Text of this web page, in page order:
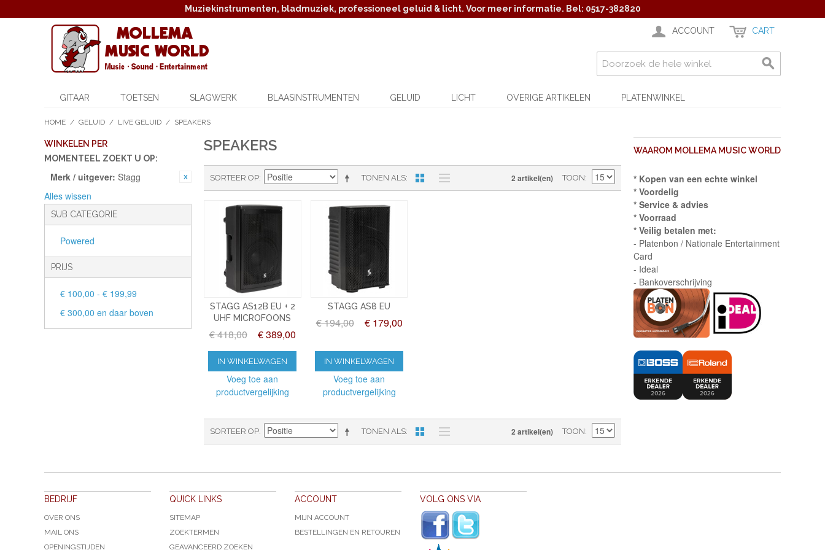
Muziekinstrumenten, bladmuziek, professioneel geluid & licht. Voor meer informatie. Bel: 0517-382820
ACCOUNT CART
GITAAR TOETSEN SLAGWERK BLAASINSTRUMENTEN GELUID LICHT OVERIGE ARTIKELEN PLATENWINKEL
HOME / GELUID / LIVE GELUID / SPEAKERS
WINKELEN PER
MOMENTEEL ZOEKT U OP:
Merk / uitgever: Stagg
Alles wissen
SUB CATEGORIE
Powered
PRIJS
€ 100,00 - € 199,99
€ 300,00 en daar boven
SPEAKERS
TONEN ALS
SORTEER OP 2 artikel(en) TOON
STAGG AS12B EU + 2
UHF MICROFOONS
€ 418,00 € 389,00
IN WINKELWAGEN
Voeg toe aan
productvergelijking
STAGG AS8 EU
€ 194,00 € 179,00
IN WINKELWAGEN
Voeg toe aan
productvergelijking
TONEN ALS
SORTEER OP 2 artikel(en) TOON
WAAROM MOLLEMA MUSIC WORLD
* Kopen van een echte winkel
* Voordelig
* Service & advies
* Voorraad
* Veilig betalen met:
- Platenbon / Nationale Entertainment
Card
- Ideal
- Bankoverschrijving
BEDRIJF
OVER ONS
MAIL ONS
OPENINGSTIJDEN
QUICK LINKS
SITEMAP
ZOEKTERMEN
GEAVANCEERD ZOEKEN
ACCOUNT
MIJN ACCOUNT
BESTELLINGEN EN RETOUREN
VOLG ONS VIA